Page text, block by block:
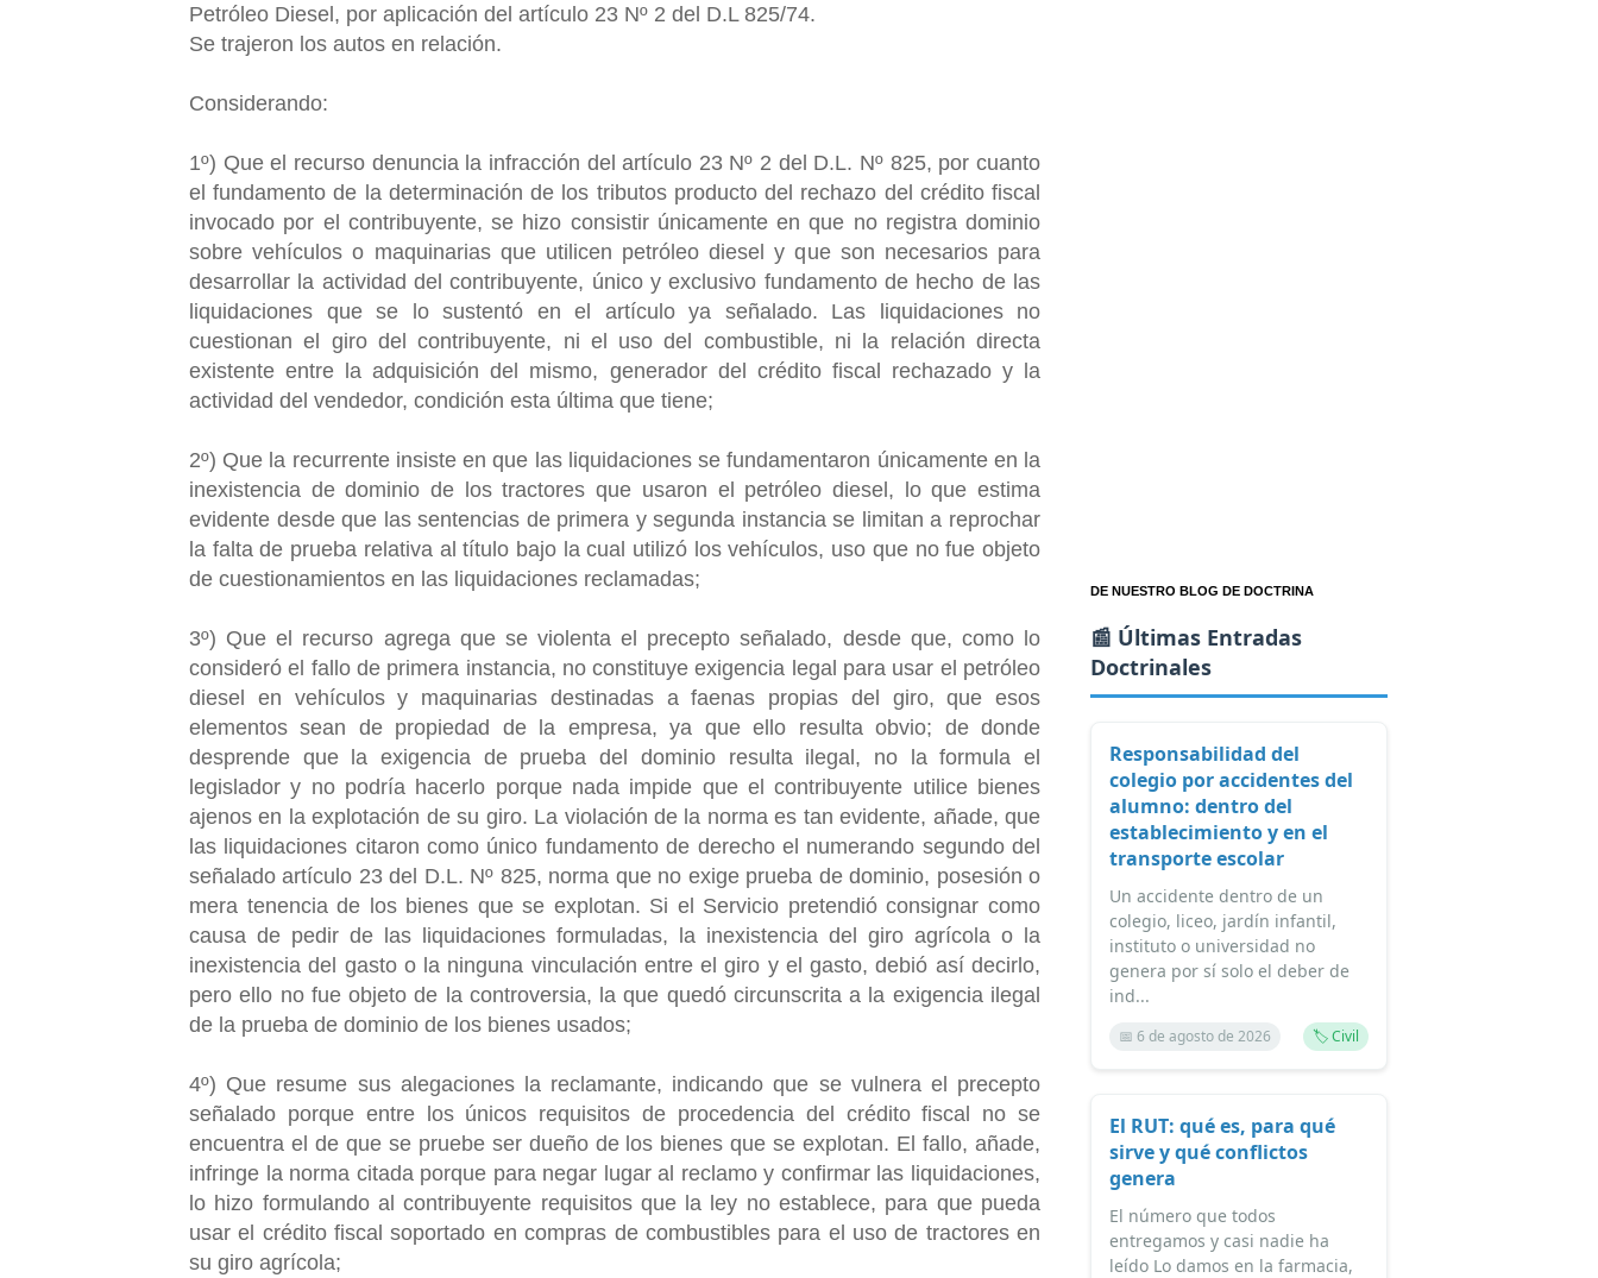
Petróleo Diesel, por aplicación del artículo 23 Nº 2 del D.L 825/74.
Se trajeron los autos en relación.
Considerando:
1º) Que el recurso denuncia la infracción del artículo 23 Nº 2 del D.L. Nº 825, por cuanto
el fundamento de la determinación de los tributos producto del rechazo del crédito fiscal
invocado por el contribuyente, se hizo consistir únicamente en que no registra dominio
sobre vehículos o maquinarias que utilicen petróleo diesel y que son necesarios para
desarrollar la actividad del contribuyente, único y exclusivo fundamento de hecho de las
liquidaciones que se lo sustentó en el artículo ya señalado. Las liquidaciones no
cuestionan el giro del contribuyente, ni el uso del combustible, ni la relación directa
existente entre la adquisición del mismo, generador del crédito fiscal rechazado y la
actividad del vendedor, condición esta última que tiene;
2º) Que la recurrente insiste en que las liquidaciones se fundamentaron únicamente en la
inexistencia de dominio de los tractores que usaron el petróleo diesel, lo que estima
evidente desde que las sentencias de primera y segunda instancia se limitan a reprochar
la falta de prueba relativa al título bajo la cual utilizó los vehículos, uso que no fue objeto
de cuestionamientos en las liquidaciones reclamadas;
3º) Que el recurso agrega que se violenta el precepto señalado, desde que, como lo
consideró el fallo de primera instancia, no constituye exigencia legal para usar el petróleo
diesel en vehículos y maquinarias destinadas a faenas propias del giro, que esos
elementos sean de propiedad de la empresa, ya que ello resulta obvio; de donde
desprende que la exigencia de prueba del dominio resulta ilegal, no la formula el
legislador y no podría hacerlo porque nada impide que el contribuyente utilice bienes
ajenos en la explotación de su giro. La violación de la norma es tan evidente, añade, que
las liquidaciones citaron como único fundamento de derecho el numerando segundo del
señalado artículo 23 del D.L. Nº 825, norma que no exige prueba de dominio, posesión o
mera tenencia de los bienes que se explotan. Si el Servicio pretendió consignar como
causa de pedir de las liquidaciones formuladas, la inexistencia del giro agrícola o la
inexistencia del gasto o la ninguna vinculación entre el giro y el gasto, debió así decirlo,
pero ello no fue objeto de la controversia, la que quedó circunscrita a la exigencia ilegal
de la prueba de dominio de los bienes usados;
4º) Que resume sus alegaciones la reclamante, indicando que se vulnera el precepto
señalado porque entre los únicos requisitos de procedencia del crédito fiscal no se
encuentra el de que se pruebe ser dueño de los bienes que se explotan. El fallo, añade,
infringe la norma citada porque para negar lugar al reclamo y confirmar las liquidaciones,
lo hizo formulando al contribuyente requisitos que la ley no establece, para que pueda
usar el crédito fiscal soportado en compras de combustibles para el uso de tractores en
su giro agrícola;
DE NUESTRO BLOG DE DOCTRINA
📰 Últimas Entradas
Doctrinales
Responsabilidad del
colegio por accidentes del
alumno: dentro del
establecimiento y en el
transporte escolar
Un accidente dentro de un
colegio, liceo, jardín infantil,
instituto o universidad no
genera por sí solo el deber de
ind...
📅 6 de agosto de 2026 🏷️ Civil
El RUT: qué es, para qué
sirve y qué conflictos
genera
El número que todos
entregamos y casi nadie ha
leído Lo damos en la farmacia,